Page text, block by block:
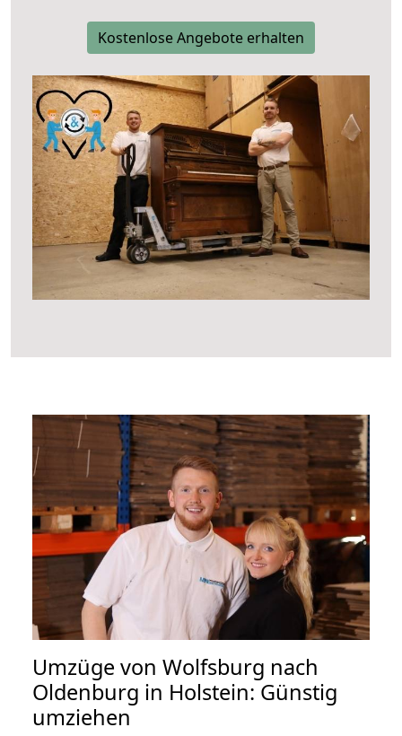
Kostenlose Angebote erhalten
Umzüge von Wolfsburg nach
Oldenburg in Holstein: Günstig
umziehen